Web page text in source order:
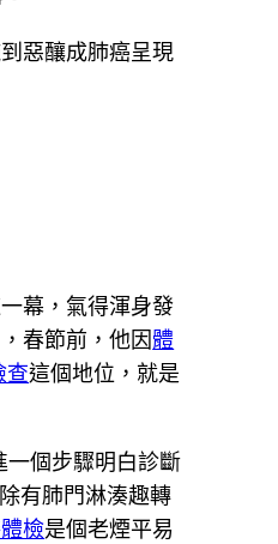
惡釀成肺癌呈現
幕，氣得渾身發
春節前，他因體
查這個地位，就是
一個步驟明白診斷
有肺門淋湊趣轉
檢是個老煙平易